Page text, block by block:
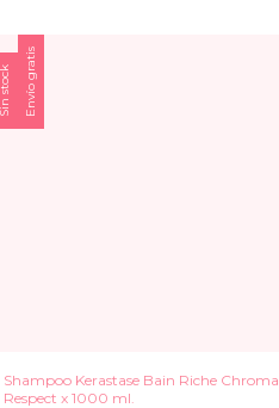
Sin stock Envío gratis
Shampoo Kerastase Bain Riche Chroma
Respect x 1000 ml.